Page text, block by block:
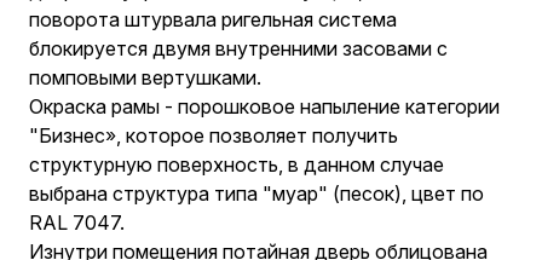
поворота штурвала ригельная система
блокируется двумя внутренними засовами с
помповыми вертушками.
Окраска рамы - порошковое напыление категории
"Бизнес», которое позволяет получить
структурную поверхность, в данном случае
выбрана структура типа "муар" (песок), цвет по
RAL 7047.
Изнутри помещения потайная дверь облицована